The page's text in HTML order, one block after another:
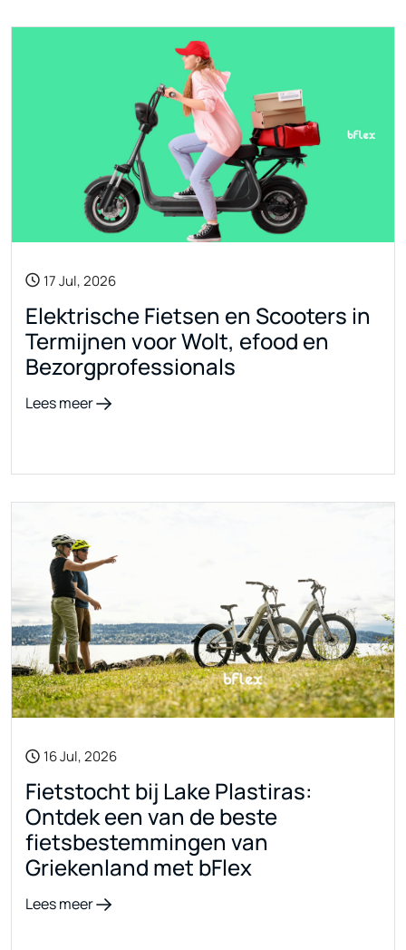
17 Jul, 2026
Elektrische Fietsen en Scooters in
Termijnen voor Wolt, efood en
Bezorgprofessionals
Lees meer
16 Jul, 2026
Fietstocht bij Lake Plastiras:
Ontdek een van de beste
fietsbestemmingen van
Griekenland met bFlex
Lees meer